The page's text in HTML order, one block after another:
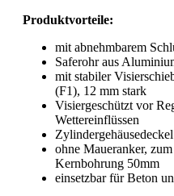
Produktvorteile:
mit abnehmbarem
Saferohr aus
mit stabiler
(F1), 12 mm stark
Visiergeschützt vor
Wettereinflüssen
ohne Maueranker,
Kernbohrung 50mm
einsetzbar für Beton